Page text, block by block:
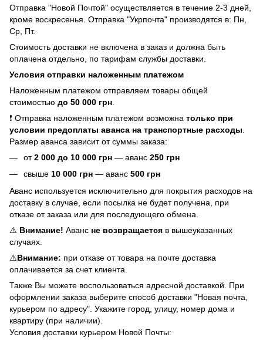
Отправка "Новой Почтой" осуществляется в течение 2-3 дней,
кроме воскресенья. Отправка "Укрпочта" производятся в: Пн,
Ср, Пт.
Стоимость доставки не включена в заказ и должна быть
оплачена отдельно, по тарифам службы доставки.
Условия отправки наложенным платежом
Наложенным платежом отправляем товары общей
стоимостью до 50 000 грн
❗ Отправка наложенным платежом возможна только при
условии предоплаты аванса на транспортные расходы
Размер аванса зависит от суммы заказа:
от2 000 до 10 000 грн — аванс 250 грн
свыше 10 000 грн — аванс 500 грн
Аванс используется исключительно для покрытия расходов на
доставку в случае, если посылка не будет получена, при
отказе от заказа или для последующего обмена.
⚠️ Внимание! Аванс не возвращается в вышеуказанных
случаях.
⚠️Внимание: при отказе от товара на почте доставка
оплачивается за счет клиента.
Также Вы можете воспользоваться адресной доставкой. При
оформлении заказа выберите способ доставки "Новая почта,
курьером по адресу". Укажите город, улицу, номер дома и
квартиру (при наличии).
Условия доставки курьером Новой Почты: